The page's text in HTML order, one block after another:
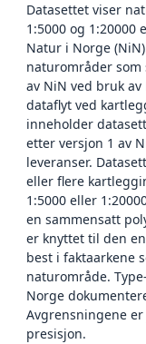
Datasettet viser
1:5000 og 1:20000
Natur i Norge
naturområder
av NiN ved bruk
dataflyt ved
inneholder
etter versjon 1 av
leveranser.
eller flere
1:5000 eller
en sammensatt
er knyttet til den
best i faktaarkene
naturområde.
Norge
Avgrensningene
presisjon.